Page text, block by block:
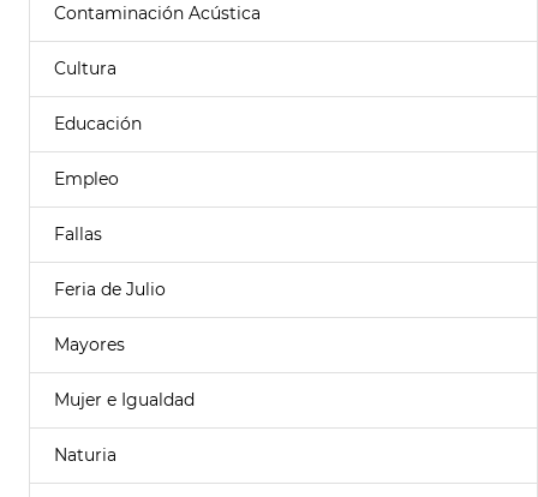
Contaminación Acústica
Cultura
Educación
Empleo
Fallas
Feria de Julio
Mayores
Mujer e Igualdad
Naturia